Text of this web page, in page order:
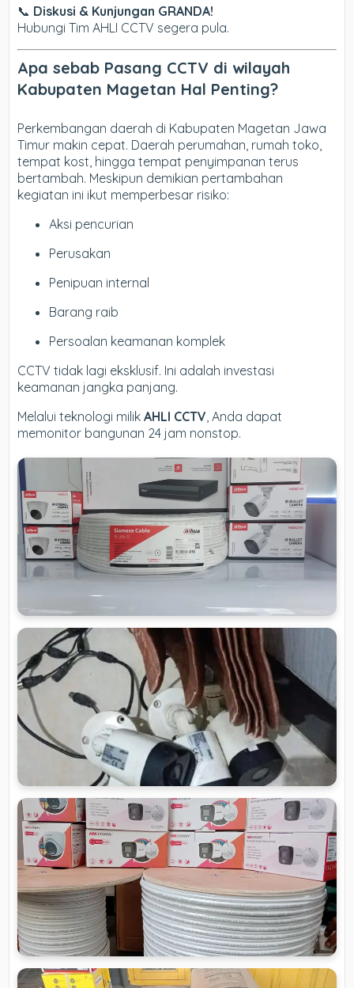
📞 Diskusi & Kunjungan GRANDA!
Hubungi Tim AHLI CCTV segera pula.
Apa sebab Pasang CCTV di wilayah
Kabupaten Magetan Hal Penting?
Perkembangan daerah di Kabupaten Magetan Jawa
Timur makin cepat. Daerah perumahan, rumah toko,
tempat kost, hingga tempat penyimpanan terus
bertambah. Meskipun demikian pertambahan
kegiatan ini ikut memperbesar risiko:
Aksi pencurian
Perusakan
Penipuan internal
Barang raib
Persoalan keamanan komplek
CCTV tidak lagi eksklusif. Ini adalah investasi
keamanan jangka panjang.
Melalui teknologi milikAHLI CCTV, Anda dapat
memonitor bangunan 24 jam nonstop.